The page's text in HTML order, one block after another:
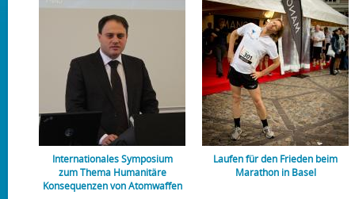
Internationales Symposium
zum Thema Humanitäre
Konsequenzen von Atomwaffen
Laufen für den Frieden beim
Marathon in Basel